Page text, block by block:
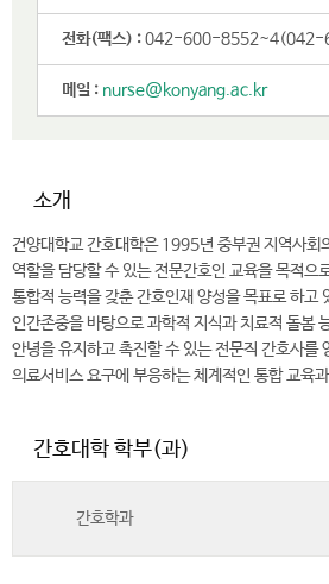
전화(팩스) :042-600-8552~4(042-
메일 : nurse@konyang.ac.kr
소개
건양대학교 간호대학은 1995년 중부권 지역사회
역할을 담당할 수 있는 전문간호인 교육을 목적으
통합적 능력을 갖춘 간호인재 양성을 목표로 하고
인간존중을 바탕으로 과학적 지식과 치료적 돌봄
안녕을 유지하고 촉진할 수 있는 전문직 간호사를
의료서비스 요구에 부응하는 체계적인 통합 교육
간호대학 학부(과)
간호학과